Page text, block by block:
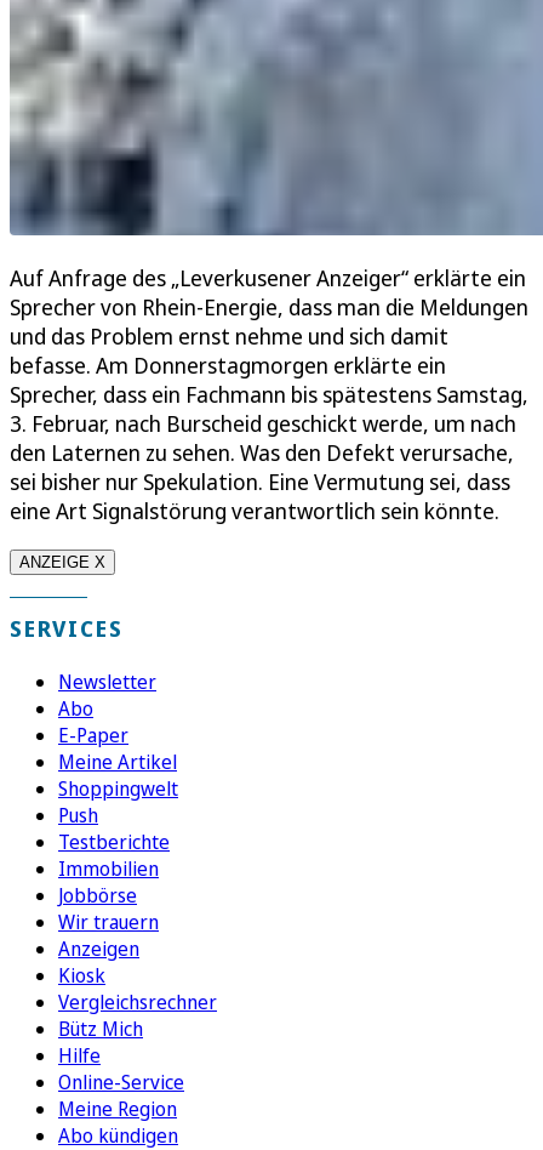
Auf Anfrage des „Leverkusener Anzeiger“ erklärte ein
Sprecher von Rhein-Energie, dass man die Meldungen
und das Problem ernst nehme und sich damit
befasse. Am Donnerstagmorgen erklärte ein
Sprecher, dass ein Fachmann bis spätestens Samstag,
3. Februar, nach Burscheid geschickt werde, um nach
den Laternen zu sehen. Was den Defekt verursache,
sei bisher nur Spekulation. Eine Vermutung sei, dass
eine Art Signalstörung verantwortlich sein könnte.
ANZEIGE X
SERVICES
Newsletter
Abo
E-Paper
Meine Artikel
Shoppingwelt
Push
Testberichte
Immobilien
Jobbörse
Wir trauern
Anzeigen
Kiosk
Vergleichsrechner
Bütz Mich
Hilfe
Online-Service
Meine Region
Abo kündigen